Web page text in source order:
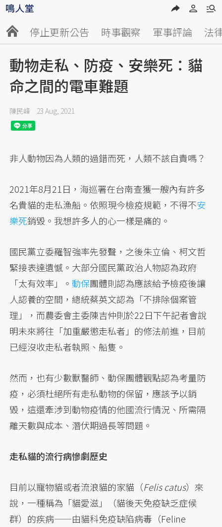
停止更新公告 時事觀察 軍事評論 法
動物走私、防疫、安樂死：貓
命之間的電車難題
陳民峰 23 Aug, 2021
非人動物因為人類的過錯而死，人類不該自責嗎？
2021年8月21日，海巡署在台南查獲一艘內有許多
名貴貓的走私漁船。依照現今檢疫規範，不得不安
樂死銷毀。我想許多人的心一樣是痛的。
國民黨立委羅智強率先發聲，之後朱立倫、柯文哲
緊接表達遺憾。大部分國民黨政治人物認為政府
「太有效率」。 動保團體則認為應該給予檢疫後讓
人認養的空間，總統蔡英文認為「不排除個案管
理」，而農委會主委陳吉仲則於22日下午記者會說
明未來將往「加重嚴懲走私者」的修法前進，目前
已經沒收走私者執照、船隻。
然而，也有少數獸醫師、動保團體觀點認為考量防
疫，必須杜絕所有走私動物的保留，應該予以銷
毀，這還牽涉到動物疫情的他國流行情況、所需隔
離天數與成本、潛伏期過長等問題。
走私貓的流行病慘劇歷史
目前以寵物貓或者流浪貓的家貓（Felis catus）來
說，一種稱為「貓愛滋」（貓後天免疫缺乏症候
群）的疾病——由貓科免疫缺陷病毒（Feline